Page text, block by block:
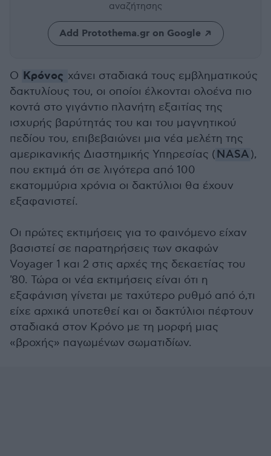
αναζήτησης
Add Protothema.gr on Google
Ο Κρόνος χάνει σταδιακά τους εμβληματικούς
δακτυλίους του, οι οποίοι έλκονται ολοένα πιο
κοντά στο γιγάντιο πλανήτη εξαιτίας της
ισχυρής βαρύτητάς του και του μαγνητικού
πεδίου του, επιβεβαιώνει μια νέα μελέτη της
αμερικανικής Διαστημικής Υπηρεσίας (NASA),
που εκτιμά ότι σε λιγότερα από 100
εκατομμύρια χρόνια οι δακτύλιοι θα έχουν
εξαφανιστεί.
Οι πρώτες εκτιμήσεις για το φαινόμενο είχαν
βασιστεί σε παρατηρήσεις των σκαφών
Voyager 1 και 2 στις αρχές της δεκαετίας του
'80. Τώρα οι νέα εκτιμήσεις είναι ότι η
εξαφάνιση γίνεται με ταχύτερο ρυθμό από ό,τι
είχε αρχικά υποτεθεί και οι δακτύλιοι πέφτουν
σταδιακά στον Κρόνο με τη μορφή μιας
«βροχής» παγωμένων σωματιδίων.